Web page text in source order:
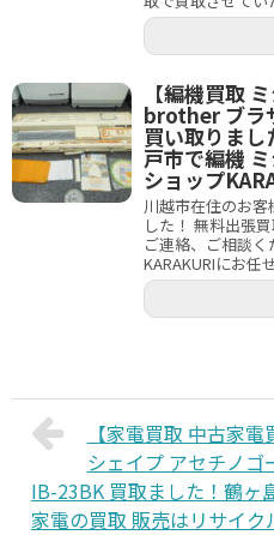
【編機買取
brother ブラ
買い取りまし
戸市で編機
ショップ
川越市在住のお
した！ 無料出張
ご連絡、ご相談
KARAKURIにお任
【家電買取 中古家
シェイプ アセチノゴ
IB-23BK 買取ました！鶴ヶ
家電の買取 販売はリサイク